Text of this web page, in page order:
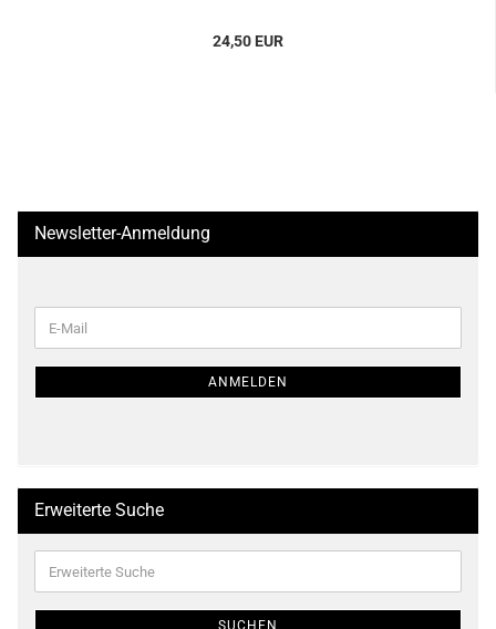
24,50 EUR
Newsletter-Anmeldung
ZUR
E-
Mail
ANMELDEN
Erweiterte Suche
Suche
SUCHEN